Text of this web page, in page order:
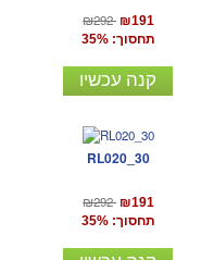
₪292 ₪191
תחסוך: 35%
קנה עכשיו
RL020_30
₪292 ₪191
תחסוך: 35%